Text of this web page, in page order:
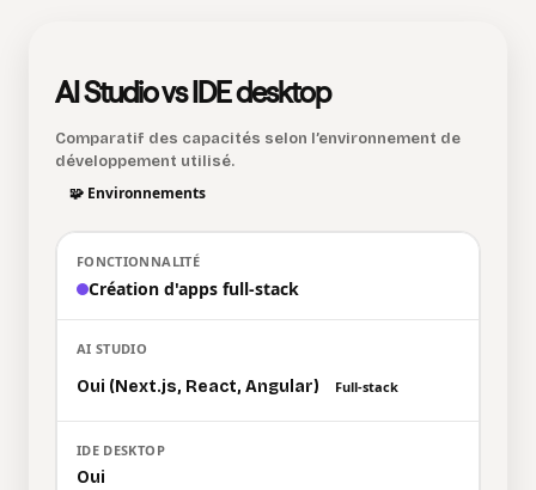
AI Studio vs IDE desktop
Comparatif des capacités selon l’environnement de
développement utilisé.
🧩 Environnements
Création d'apps full-stack
Oui (Next.js, React, Angular) Full-stack
Oui